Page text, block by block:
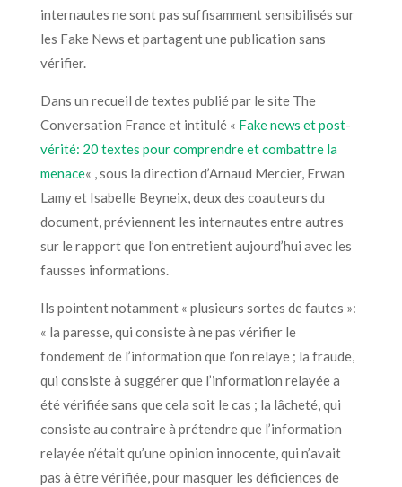
internautes ne sont pas suffisamment sensibilisés sur
les Fake News et partagent une publication sans
vérifier.
Dans un recueil de textes publié par le site The
Conversation France et intitulé « Fake news et post-
vérité: 20 textes pour comprendre et combattre la
menace« , sous la direction d’Arnaud Mercier, Erwan
Lamy et Isabelle Beyneix, deux des coauteurs du
document, préviennent les internautes entre autres
sur le rapport que l’on entretient aujourd’hui avec les
fausses informations.
Ils pointent notamment « plusieurs sortes de fautes »:
« la paresse, qui consiste à ne pas vérifier le
fondement de l’information que l’on relaye ; la fraude,
qui consiste à suggérer que l’information relayée a
été vérifiée sans que cela soit le cas ; la lâcheté, qui
consiste au contraire à prétendre que l’information
relayée n’était qu’une opinion innocente, qui n’avait
pas à être vérifiée, pour masquer les déficiences de